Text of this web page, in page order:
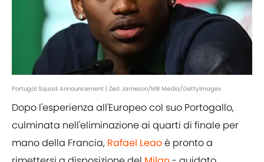
Portugal Squad Announcement | Zed Jameson/MB Media/GettyImages
Dopo l'esperienza all'Europeo col suo Portogallo,
culminata nell'eliminazione ai quarti di finale per
mano della Francia, Rafael Leaoè pronto a